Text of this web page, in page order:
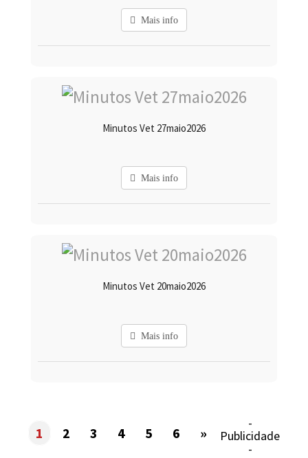
Mais info
Minutos Vet 27maio2026
Mais info
Minutos Vet 20maio2026
Mais info
1 2 3 4 5 6 »
-
Publicidade
-